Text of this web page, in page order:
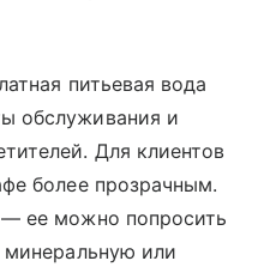
питьевая вода
обслуживания и
Для клиентов
более прозрачным.
ее можно попросить
минеральную или